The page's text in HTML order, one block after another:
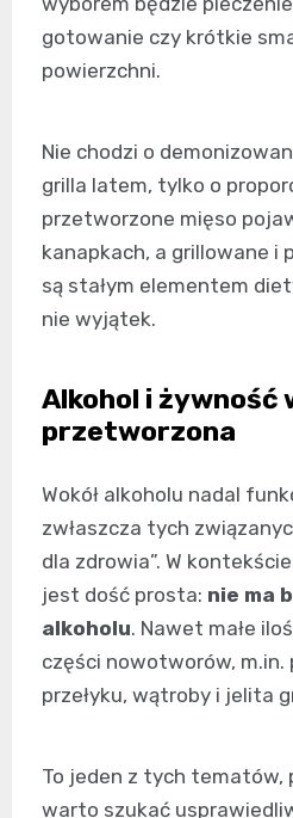
gotowanie czy krótkie
powierzchni.
Nie chodzi o
grilla latem, tylko o
przetworzone mięso
kanapkach, a grillowane i
są stałym elementem
nie wyjątek.
Alkohol i żywność
przetworzona
Wokół alkoholu nadal
zwłaszcza tych
dla zdrowia”. W
jest dość prosta: nie ma
alkoholu. Nawet małe
części nowotworów, m.in.
przełyku, wątroby i jelita
To jeden z tych tematów,
warto szukać